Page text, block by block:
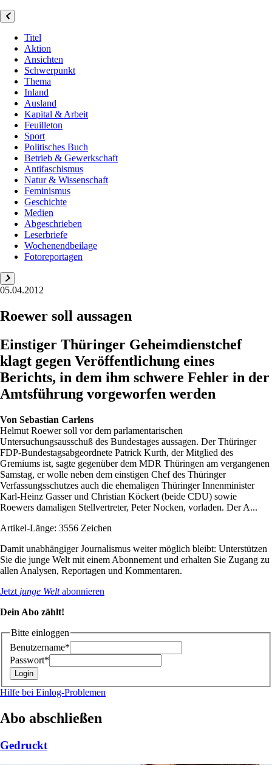
Titel
Aktion
Ansichten
Schwerpunkt
Thema
Inland
Ausland
Kapital & Arbeit
Feuilleton
Sport
Politisches Buch
Betrieb & Gewerkschaft
Antifaschismus
Natur & Wissenschaft
Feminismus
Geschichte
Medien
Abgeschrieben
Leserbriefe
Wochenendbeilage
Fotoreportagen
05.04.2012
Roewer soll aussagen
Einstiger Thüringer Geheimdienstchef
klagt gegen Veröffentlichung eines
Berichts, in dem ihm schwere Fehler in der
Amtsführung vorgeworfen werden
Von Sebastian Carlens
Helmut Roewer soll vor dem parlamentarischen
Untersuchungsausschuß des Bundestages aussagen. Der Thüringer
FDP-Bundestagsabgeordnete Patrick Kurth, der Mitglied des
Gremiums ist, sagte gegenüber dem MDR Thüringen am vergangenen
Samstag, er wolle neben dem einstigen Chef des Thüringer
Verfassungsschutzes auch die ehemaligen Thüringer Innenminister
Karl-Heinz Gasser und Christian Köckert (beide CDU) sowie
Roewers damaligen Stellvertreter, Peter Nocken, vorladen. Der A...
Artikel-Länge: 3556 Zeichen
Damit unabhängiger Journalismus weiter möglich bleibt: Unterstützen
Sie die junge Welt mit einem Abonnement und erhalten Sie Zugang zu
allen Analysen, Reportagen und Kommentaren.
Jetzt junge Weltabonnieren
Dein Abo zählt!
Bitte einloggen
Benutzername*
Passwort*
Hilfe bei Einlog-Problemen
Abo abschließen
Gedruckt